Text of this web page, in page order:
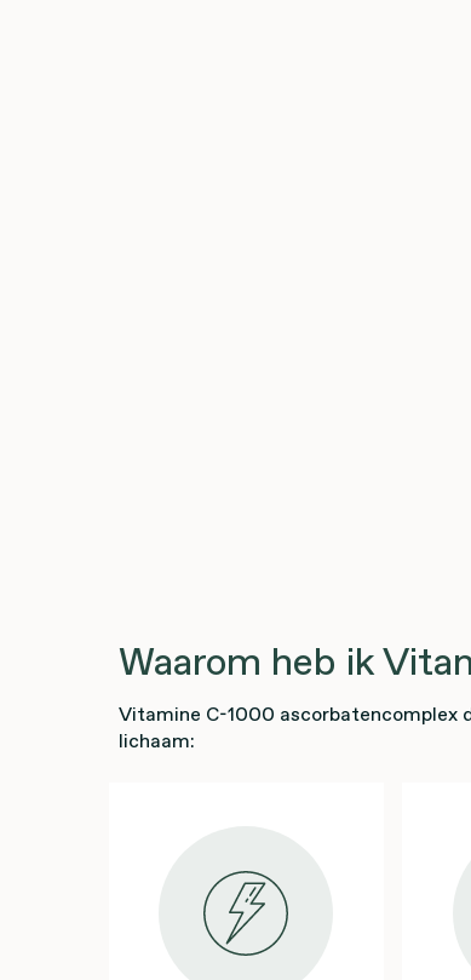
Waarom heb ik
Vitamine C-1000 ascorbatencomplex
lichaam: